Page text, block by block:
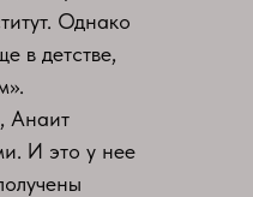
Однако
в детстве,
Анаит
И это у нее